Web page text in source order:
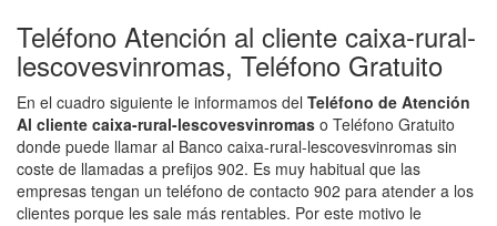
Teléfono Atención al cliente caixa-rural-
lescovesvinromas, Teléfono Gratuito
En el cuadro siguiente le informamos del Teléfono de Atención
Al cliente caixa-rural-lescovesvinromas o Teléfono Gratuito
donde puede llamar al Banco caixa-rural-lescovesvinromas sin
coste de llamadas a prefijos 902. Es muy habitual que las
empresas tengan un teléfono de contacto 902 para atender a los
clientes porque les sale más rentables. Por este motivo le